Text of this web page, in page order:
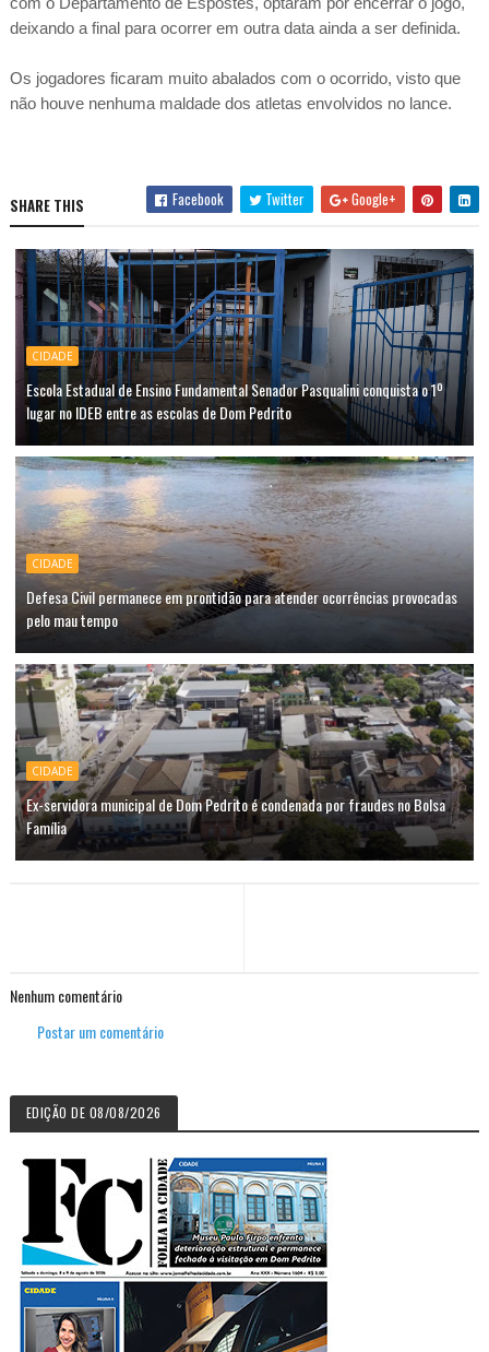
deixando a final para ocorrer em outra data ainda a ser definida.
Os jogadores ficaram muito abalados com o ocorrido, visto que
não houve nenhuma maldade dos atletas envolvidos no lance.
SHARE THIS Facebook Twitter Google+
CIDADE
Escola Estadual de Ensino Fundamental Senador Pasqualini conquista o 1º
lugar no IDEB entre as escolas de Dom Pedrito
CIDADE
Defesa Civil permanece em prontidão para atender ocorrências provocadas
pelo mau tempo
CIDADE
Ex-servidora municipal de Dom Pedrito é condenada por fraudes no Bolsa
Família
Nenhum comentário
Postar um comentário
EDIÇÃO DE 08/08/2026